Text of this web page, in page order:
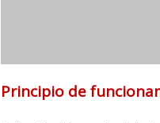
Principio de